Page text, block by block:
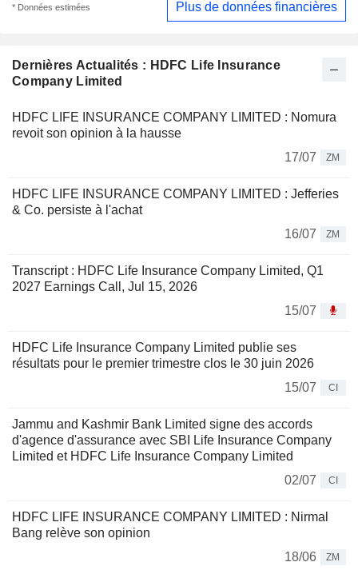
Dernières Actualités : HDFC Life Insurance
Company Limited
HDFC LIFE INSURANCE COMPANY LIMITED : Nomura
revoit son opinion à la hausse
17/07
ZM
HDFC LIFE INSURANCE COMPANY LIMITED : Jefferies
& Co. persiste à l'achat
16/07
ZM
Transcript : HDFC Life Insurance Company Limited, Q1
2027 Earnings Call, Jul 15, 2026
15/07
HDFC Life Insurance Company Limited publie ses
résultats pour le premier trimestre clos le 30 juin 2026
15/07
CI
Jammu and Kashmir Bank Limited signe des accords
d'agence d'assurance avec SBI Life Insurance Company
Limited et HDFC Life Insurance Company Limited
02/07
CI
HDFC LIFE INSURANCE COMPANY LIMITED : Nirmal
Bang relève son opinion
18/06
ZM
* Données estimées Plus de données financières